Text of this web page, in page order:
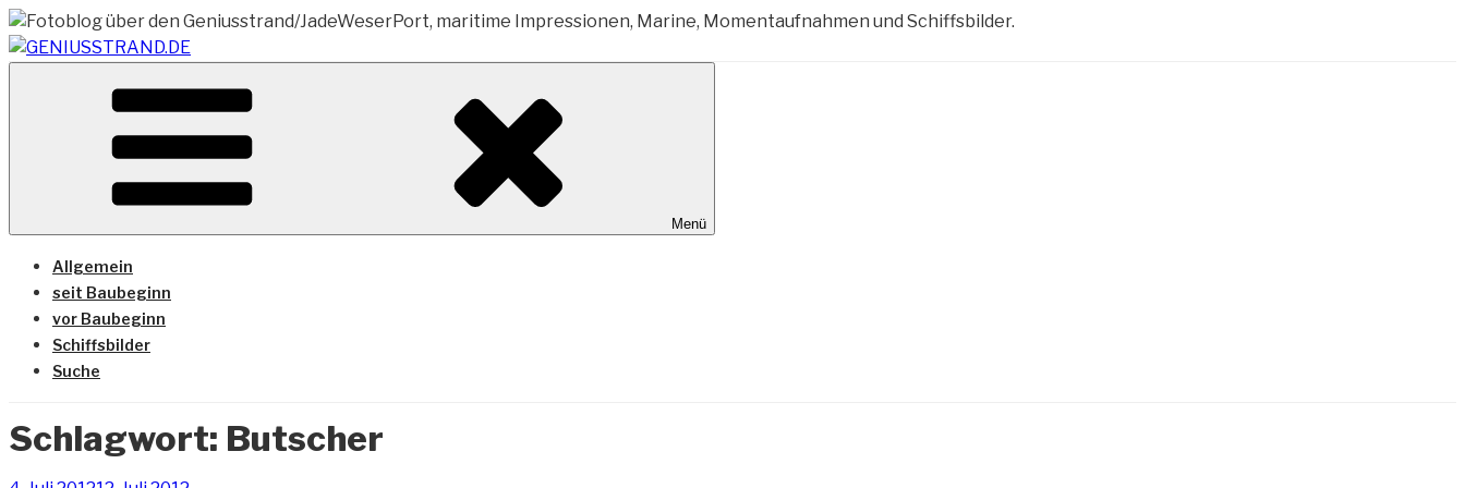
Zum
Inhalt
springen
GENIUSSTRAND.DE
Vom Geniusstrand zum JadeWeserPort/Container Terminal Wilhelmshaven
Menü
Allgemein
seit Baubeginn
vor Baubeginn
Schiffsbilder
Suche
Schlagwort: Butscher